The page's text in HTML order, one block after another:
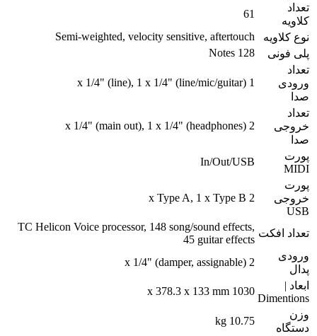
تعداد
کلاویه
61
نوع کلاویه
Semi-weighted, velocity sensitive, aftertouch
پلی فونی
128 Notes
تعداد
ورودی
صدا
1 x 1/4" (line), 1 x 1/4" (line/mic/guitar)
تعداد
خروجی
صدا
2 x 1/4" (main out), 1 x 1/4" (headphones)
پورت
MIDI
In/Out/USB
پورت
خروجی
USB
2 x Type A, 1 x Type B
تعداد افکت
TC Helicon Voice processor, 148 song/sound effects,
45 guitar effects
ورودی
پدال
2 x 1/4" (damper, assignable)
ابعاد |
Dimentions
1030 x 378.3 x 133 mm
وزن
دستگاه
10.75 kg